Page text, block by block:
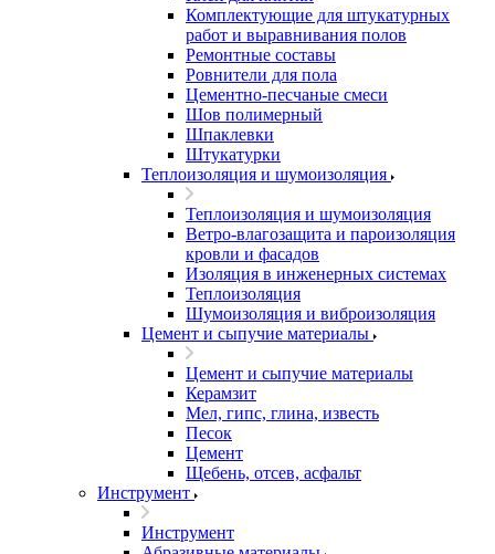
Комплектующие для штукатурных
работ и выравнивания полов
Ремонтные составы
Ровнители для пола
Цементно-песчаные смеси
Шов полимерный
Шпаклевки
Штукатурки
Теплоизоляция и шумоизоляция
Теплоизоляция и шумоизоляция
Ветро-влагозащита и пароизоляция
кровли и фасадов
Изоляция в инженерных системах
Теплоизоляция
Шумоизоляция и виброизоляция
Цемент и сыпучие материалы
Цемент и сыпучие материалы
Керамзит
Мел, гипс, глина, известь
Песок
Цемент
Щебень, отсев, асфальт
Инструмент
Инструмент